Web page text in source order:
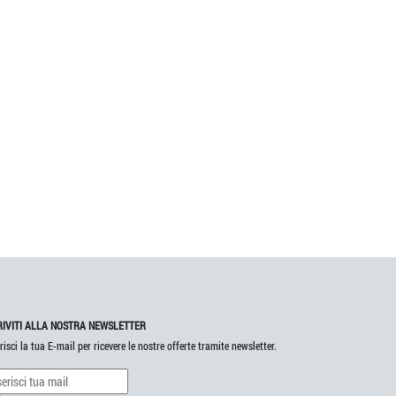
ALLA NOSTRA NEWSLETTER
la tua E-mail per ricevere le nostre offerte tramite newsletter.